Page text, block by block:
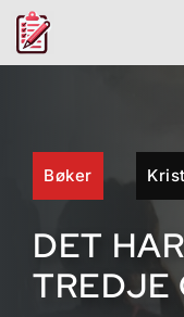
Hopp
Bøker
DET
TREDJE